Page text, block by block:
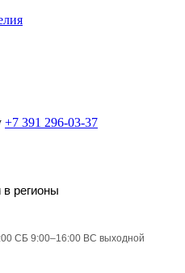
+7 391 296-03-37
регионы
СБ 9:00–16:00 ВС выходной